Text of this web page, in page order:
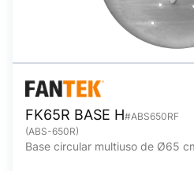
FK65R BASE H#ABS650RF
(ABS-650R)
Base circular multiuso de Ø65